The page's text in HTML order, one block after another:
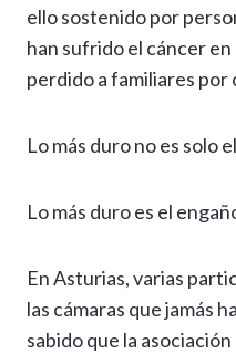
ello sostenido por
han sufrido el cáncer
perdido a familiares
Lo más duro no es solo
Lo más duro es el
En Asturias, varias
las cámaras que jamás
sabido que la